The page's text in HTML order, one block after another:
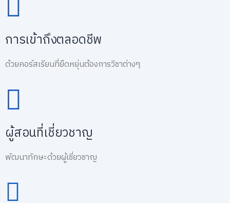
การเข้าถึงตลอดชีพ
ด้วยคอร์สเรียนที่ยืดหยุ่นต้องการวิชาต่างๆ
ผู้สอนที่เชี่ยวชาญ
พัฒนาทักษะด้วยผู้เชี่ยวชาญ